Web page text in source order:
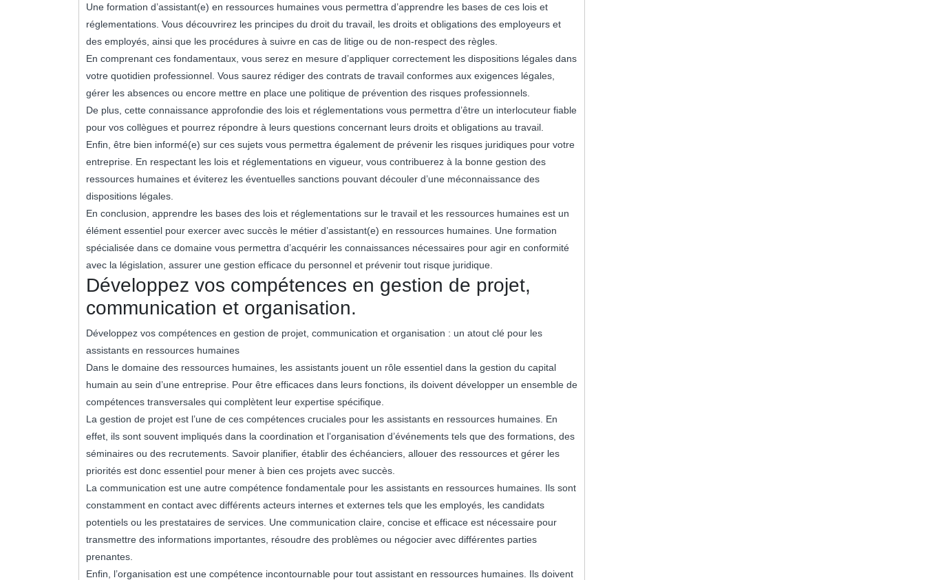
Une formation d’assistant(e) en ressources humaines vous permettra d’apprendre les bases de ces lois et
réglementations. Vous découvrirez les principes du droit du travail, les droits et obligations des employeurs et
des employés, ainsi que les procédures à suivre en cas de litige ou de non-respect des règles.
En comprenant ces fondamentaux, vous serez en mesure d’appliquer correctement les dispositions légales dans
votre quotidien professionnel. Vous saurez rédiger des contrats de travail conformes aux exigences légales,
gérer les absences ou encore mettre en place une politique de prévention des risques professionnels.
De plus, cette connaissance approfondie des lois et réglementations vous permettra d’être un interlocuteur fiable
pour vos collègues et pourrez répondre à leurs questions concernant leurs droits et obligations au travail.
Enfin, être bien informé(e) sur ces sujets vous permettra également de prévenir les risques juridiques pour votre
entreprise. En respectant les lois et réglementations en vigueur, vous contribuerez à la bonne gestion des
ressources humaines et éviterez les éventuelles sanctions pouvant découler d’une méconnaissance des
dispositions légales.
En conclusion, apprendre les bases des lois et réglementations sur le travail et les ressources humaines est un
élément essentiel pour exercer avec succès le métier d’assistant(e) en ressources humaines. Une formation
spécialisée dans ce domaine vous permettra d’acquérir les connaissances nécessaires pour agir en conformité
avec la législation, assurer une gestion efficace du personnel et prévenir tout risque juridique.
Développez vos compétences en gestion de projet,
communication et organisation.
Développez vos compétences en gestion de projet, communication et organisation : un atout clé pour les
assistants en ressources humaines
Dans le domaine des ressources humaines, les assistants jouent un rôle essentiel dans la gestion du capital
humain au sein d’une entreprise. Pour être efficaces dans leurs fonctions, ils doivent développer un ensemble de
compétences transversales qui complètent leur expertise spécifique.
La gestion de projet est l’une de ces compétences cruciales pour les assistants en ressources humaines. En
effet, ils sont souvent impliqués dans la coordination et l’organisation d’événements tels que des formations, des
séminaires ou des recrutements. Savoir planifier, établir des échéanciers, allouer des ressources et gérer les
priorités est donc essentiel pour mener à bien ces projets avec succès.
La communication est une autre compétence fondamentale pour les assistants en ressources humaines. Ils sont
constamment en contact avec différents acteurs internes et externes tels que les employés, les candidats
potentiels ou les prestataires de services. Une communication claire, concise et efficace est nécessaire pour
transmettre des informations importantes, résoudre des problèmes ou négocier avec différentes parties
prenantes.
Enfin, l’organisation est une compétence incontournable pour tout assistant en ressources humaines. Ils doivent